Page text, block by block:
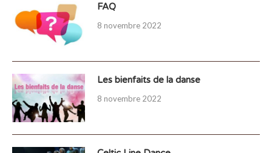
FAQ
8 novembre 2022
Les bienfaits de la danse
8 novembre 2022